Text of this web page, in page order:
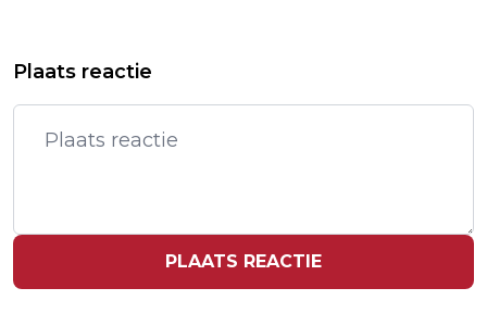
TIENTALLEN ARTSEN EN
CHINA ROEPT OP TOT DIALOOG MET
VS OM HANDELSOORLOG TE
BEËINDIGEN
Plaats reactie
PLAATS REACTIE